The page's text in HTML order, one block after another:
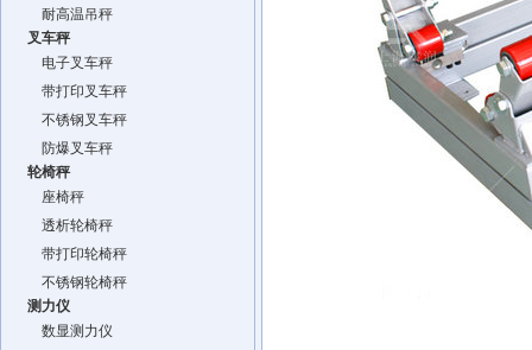
耐高温吊秤
叉车秤
电子叉车秤
带打印叉车秤
不锈钢叉车秤
防爆叉车秤
轮椅秤
座椅秤
透析轮椅秤
带打印轮椅秤
不锈钢轮椅秤
测力仪
数显测力仪